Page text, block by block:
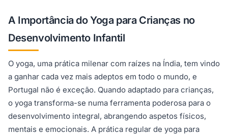
A Importância do Yoga para Crianças no
Desenvolvimento Infantil
O yoga, uma prática milenar com raízes na Índia, tem vindo
a ganhar cada vez mais adeptos em todo o mundo, e
Portugal não é exceção. Quando adaptado para crianças,
o yoga transforma-se numa ferramenta poderosa para o
desenvolvimento integral, abrangendo aspetos físicos,
mentais e emocionais. A prática regular de yoga para